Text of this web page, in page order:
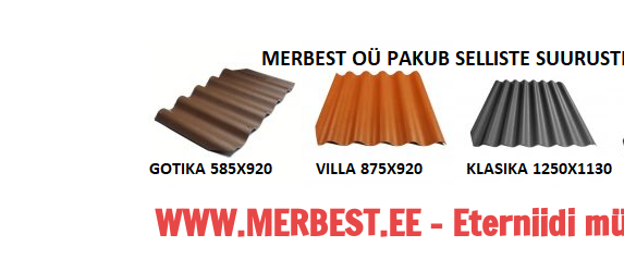
WWW.MERBEST.EE – Eterniidi